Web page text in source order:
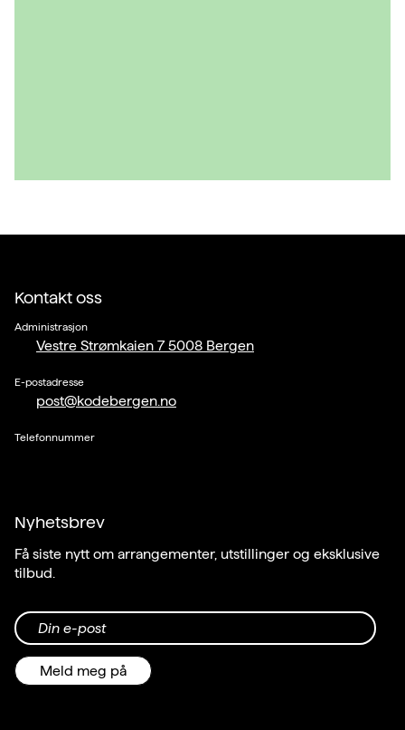
Kontakt oss
Administrasjon
Vestre Strømkaien 7 5008 Bergen
E-postadresse
post@kodebergen.no
Telefonnummer
Nyhetsbrev
Få siste nytt om arrangementer, utstillinger og eksklusive
tilbud.
Din e-post
Meld meg på